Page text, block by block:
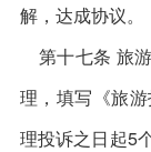
解，达成
第十七条 旅
理，填写《旅
理投诉之日起5